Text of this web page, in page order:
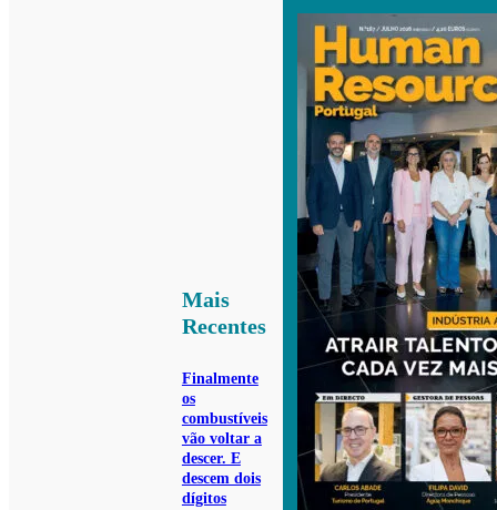
Mais
Recentes
Finalmente
os
combustíveis
vão voltar a
descer. E
descem dois
dígitos